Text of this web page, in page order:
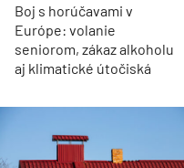
Boj s horúčavami v
Európe: volanie
seniorom, zákaz alkoholu
aj klimatické útočiská